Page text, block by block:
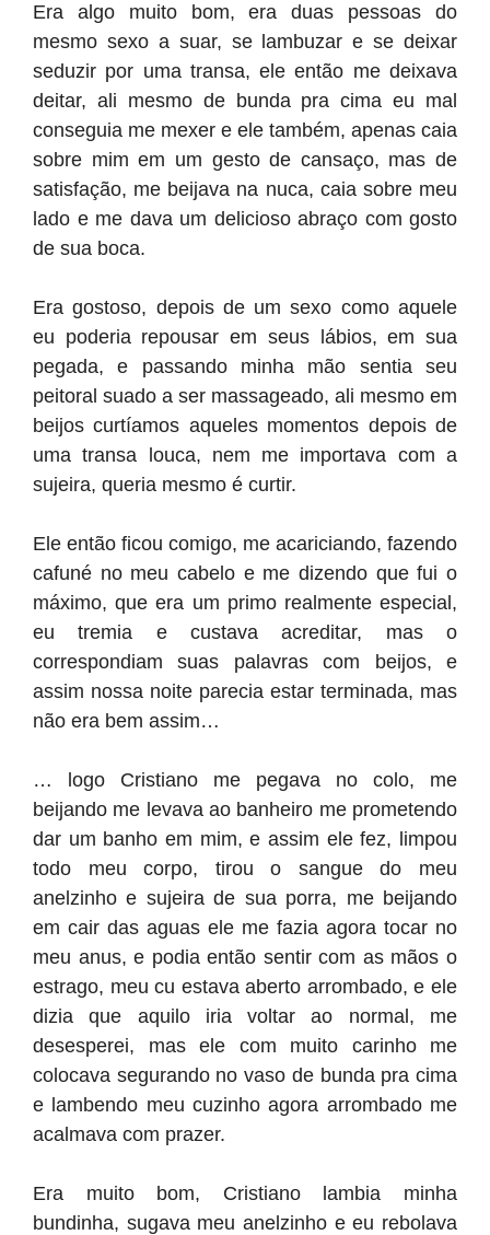
Era algo muito bom, era duas pessoas do
mesmo sexo a suar, se lambuzar e se deixar
seduzir por uma transa, ele então me deixava
deitar, ali mesmo de bunda pra cima eu mal
conseguia me mexer e ele também, apenas caia
sobre mim em um gesto de cansaço, mas de
satisfação, me beijava na nuca, caia sobre meu
lado e me dava um delicioso abraço com gosto
de sua boca.
Era gostoso, depois de um sexo como aquele
eu poderia repousar em seus lábios, em sua
pegada, e passando minha mão sentia seu
peitoral suado a ser massageado, ali mesmo em
beijos curtíamos aqueles momentos depois de
uma transa louca, nem me importava com a
sujeira, queria mesmo é curtir.
Ele então ficou comigo, me acariciando, fazendo
cafuné no meu cabelo e me dizendo que fui o
máximo, que era um primo realmente especial,
eu tremia e custava acreditar, mas o
correspondiam suas palavras com beijos, e
assim nossa noite parecia estar terminada, mas
não era bem assim…
… logo Cristiano me pegava no colo, me
beijando me levava ao banheiro me prometendo
dar um banho em mim, e assim ele fez, limpou
todo meu corpo, tirou o sangue do meu
anelzinho e sujeira de sua porra, me beijando
em cair das aguas ele me fazia agora tocar no
meu anus, e podia então sentir com as mãos o
estrago, meu cu estava aberto arrombado, e ele
dizia que aquilo iria voltar ao normal, me
desesperei, mas ele com muito carinho me
colocava segurando no vaso de bunda pra cima
e lambendo meu cuzinho agora arrombado me
acalmava com prazer.
Era muito bom, Cristiano lambia minha
bundinha, sugava meu anelzinho e eu rebolava